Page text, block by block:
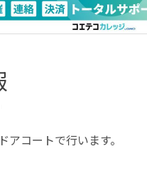
コートで行います。